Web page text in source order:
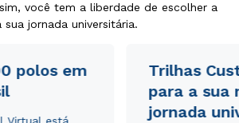
você tem a liberdade de escolher a
jornada universitária.
polos em
Trilhas
para a sua
jornada